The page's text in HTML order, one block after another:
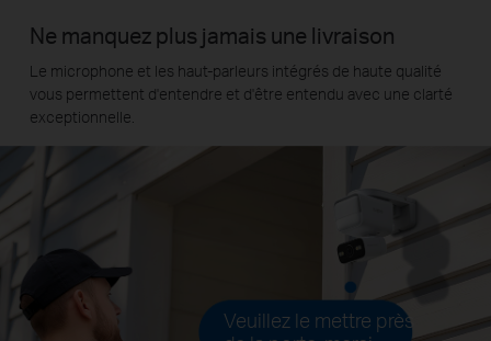
Ne manquez plus jamais une livraison
Le microphone et les haut-parleurs intégrés de haute qualité
vous permettent d'entendre et d'être entendu avec une clarté
exceptionnelle.
Veuillez le mettre près